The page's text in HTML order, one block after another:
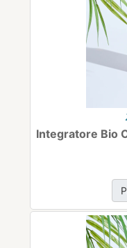
Integratore Bio